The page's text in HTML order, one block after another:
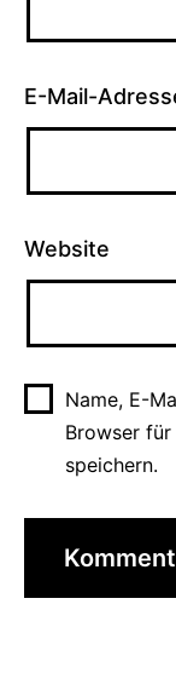
E-Mail-
Website
Name, E-
Browser für
speichern.